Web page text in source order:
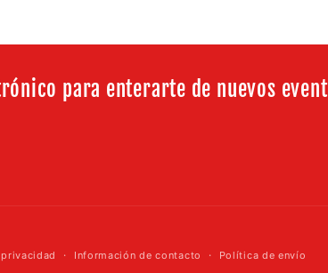
para enterarte de nuevos
Información de contacto Política de envío